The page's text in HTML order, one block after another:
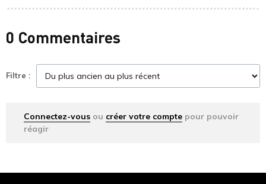
0 Commentaires
Filtre :
Connectez-vous ou créer votre compte pour pouvoir
réagir